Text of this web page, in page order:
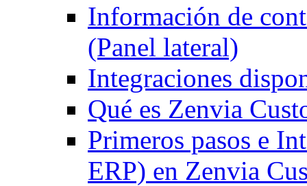
Información de
(Panel lateral)
Integraciones
Qué es Zenvia
Primeros pasos e
ERP) en Zenvia